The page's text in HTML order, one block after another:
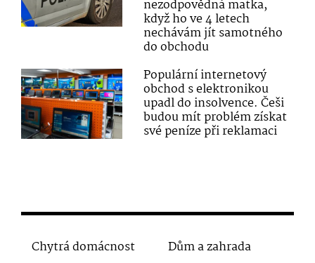
nezodpovědná matka,
když ho ve 4 letech
nechávám jít samotného
do obchodu
Populární internetový
obchod s elektronikou
upadl do insolvence. Češi
budou mít problém získat
své peníze při reklamaci
Chytrá domácnost
Dům a zahrada